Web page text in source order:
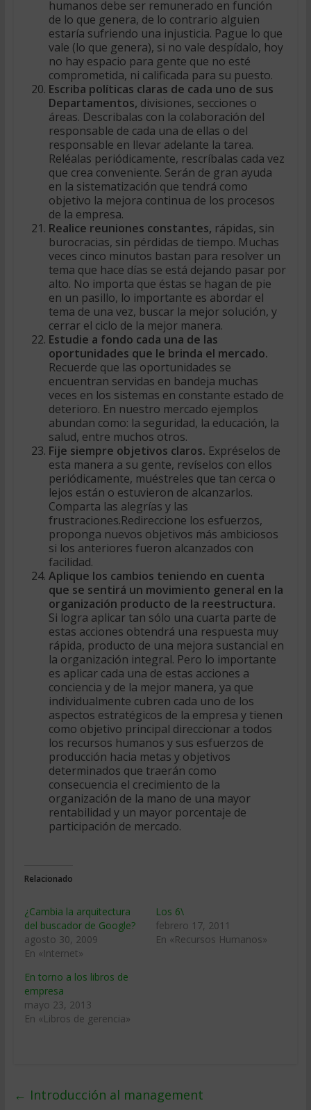
humanos debe ser remunerado en función
de lo que genera, de lo contrario alguien
estaría sufriendo una injusticia. Pague lo que
vale (lo que genera), si no vale despídalo, hoy
no hay espacio para gente que no esté
comprometida, ni calificada para su puesto.
Escriba políticas claras de cada uno de sus
Departamentos, divisiones, secciones o
áreas. Describalas con la colaboración del
responsable de cada una de ellas o del
responsable en llevar adelante la tarea.
Reléalas periódicamente, rescríbalas cada vez
que crea conveniente. Serán de gran ayuda
en la sistematización que tendrá como
objetivo la mejora continua de los procesos
de la empresa.
Realice reuniones constantes, rápidas, sin
burocracias, sin pérdidas de tiempo. Muchas
veces cinco minutos bastan para resolver un
tema que hace días se está dejando pasar por
alto. No importa que éstas se hagan de pie
en un pasillo, lo importante es abordar el
tema de una vez, buscar la mejor solución, y
cerrar el ciclo de la mejor manera.
Estudie a fondo cada una de las
oportunidades que le brinda el mercado.
Recuerde que las oportunidades se
encuentran servidas en bandeja muchas
veces en los sistemas en constante estado de
deterioro. En nuestro mercado ejemplos
abundan como: la seguridad, la educación, la
salud, entre muchos otros.
Fije siempre objetivos claros. Expréselos de
esta manera a su gente, revíselos con ellos
periódicamente, muéstreles que tan cerca o
lejos están o estuvieron de alcanzarlos.
Comparta las alegrías y las
frustraciones.Redireccione los esfuerzos,
proponga nuevos objetivos más ambiciosos
si los anteriores fueron alcanzados con
facilidad.
Aplique los cambios teniendo en cuenta
que se sentirá un movimiento general en la
organización producto de la reestructura.
Si logra aplicar tan sólo una cuarta parte de
estas acciones obtendrá una respuesta muy
rápida, producto de una mejora sustancial en
la organización integral. Pero lo importante
es aplicar cada una de estas acciones a
conciencia y de la mejor manera, ya que
individualmente cubren cada uno de los
aspectos estratégicos de la empresa y tienen
como objetivo principal direccionar a todos
los recursos humanos y sus esfuerzos de
producción hacia metas y objetivos
determinados que traerán como
consecuencia el crecimiento de la
organización de la mano de una mayor
rentabilidad y un mayor porcentaje de
participación de mercado.
Relacionado
¿Cambia la arquitectura
del buscador de Google?
agosto 30, 2009
En «Internet»
Los 6\
febrero 17, 2011
En «Recursos Humanos»
En torno a los libros de
empresa
mayo 23, 2013
En «Libros de gerencia»
← Introducción al management